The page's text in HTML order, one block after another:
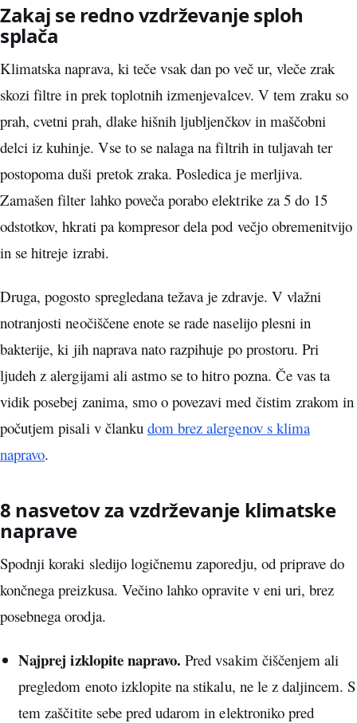
Zakaj se redno vzdrževanje sploh
splača
Klimatska naprava, ki teče vsak dan po več ur, vleče zrak
skozi filtre in prek toplotnih izmenjevalcev. V tem zraku so
prah, cvetni prah, dlake hišnih ljubljenčkov in maščobni
delci iz kuhinje. Vse to se nalaga na filtrih in tuljavah ter
postopoma duši pretok zraka. Posledica je merljiva.
Zamašen filter lahko poveča porabo elektrike za 5 do 15
odstotkov, hkrati pa kompresor dela pod večjo obremenitvijo
in se hitreje izrabi.
Druga, pogosto spregledana težava je zdravje. V vlažni
notranjosti neočiščene enote se rade naselijo plesni in
bakterije, ki jih naprava nato razpihuje po prostoru. Pri
ljudeh z alergijami ali astmo se to hitro pozna. Če vas ta
vidik posebej zanima, smo o povezavi med čistim zrakom in
počutjem pisali v članku dom brez alergenov s klima
napravo.
8 nasvetov za vzdrževanje klimatske
naprave
Spodnji koraki sledijo logičnemu zaporedju, od priprave do
končnega preizkusa. Večino lahko opravite v eni uri, brez
posebnega orodja.
Najprej izklopite napravo. Pred vsakim čiščenjem ali
pregledom enoto izklopite na stikalu, ne le z daljincem. S
tem zaščitite sebe pred udarom in elektroniko pred